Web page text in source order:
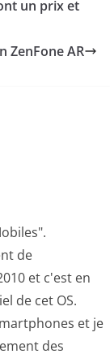
un prix et
ZenFone AR
de
et c'est en
de cet OS.
et je
des